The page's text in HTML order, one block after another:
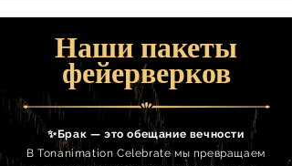
Наши пакеты
фейерверков
✨Брак — это обещание вечности
В Tonanimation Celebrate мы превращаем